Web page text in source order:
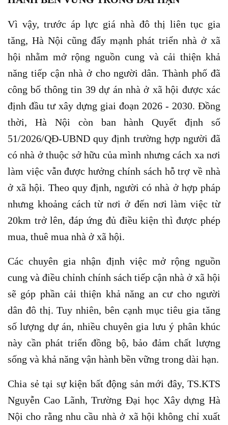
Vì vậy, trước áp lực giá nhà đô thị liên tục gia
tăng, Hà Nội cũng đẩy mạnh phát triển nhà ở xã
hội nhằm mở rộng nguồn cung và cải thiện khả
năng tiếp cận nhà ở cho người dân. Thành phố đã
công bố thông tin 39 dự án nhà ở xã hội được xác
định đầu tư xây dựng giai đoạn 2026 - 2030. Đồng
thời, Hà Nội còn ban hành Quyết định số
51/2026/QĐ-UBND quy định trường hợp người đã
có nhà ở thuộc sở hữu của mình nhưng cách xa nơi
làm việc vẫn được hưởng chính sách hỗ trợ về nhà
ở xã hội. Theo quy định, người có nhà ở hợp pháp
nhưng khoảng cách từ nơi ở đến nơi làm việc từ
20km trở lên, đáp ứng đủ điều kiện thì được phép
mua, thuê mua nhà ở xã hội.
Các chuyên gia nhận định việc mở rộng nguồn
cung và điều chỉnh chính sách tiếp cận nhà ở xã hội
sẽ góp phần cải thiện khả năng an cư cho người
dân đô thị. Tuy nhiên, bên cạnh mục tiêu gia tăng
số lượng dự án, nhiều chuyên gia lưu ý phân khúc
này cần phát triển đồng bộ, bảo đảm chất lượng
sống và khả năng vận hành bền vững trong dài hạn.
Chia sẻ tại sự kiện bất động sản mới đây, TS.KTS
Nguyễn Cao Lãnh, Trường Đại học Xây dựng Hà
Nội cho rằng nhu cầu nhà ở xã hội không chỉ xuất